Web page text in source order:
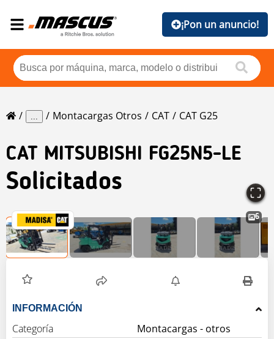
¡Pon un anuncio!
... Montacargas Otros CAT CAT G25
CAT MITSUBISHI FG25N5-LE
Solicitados
6
INFORMACIÓN
Categoría
Montacargas - otros